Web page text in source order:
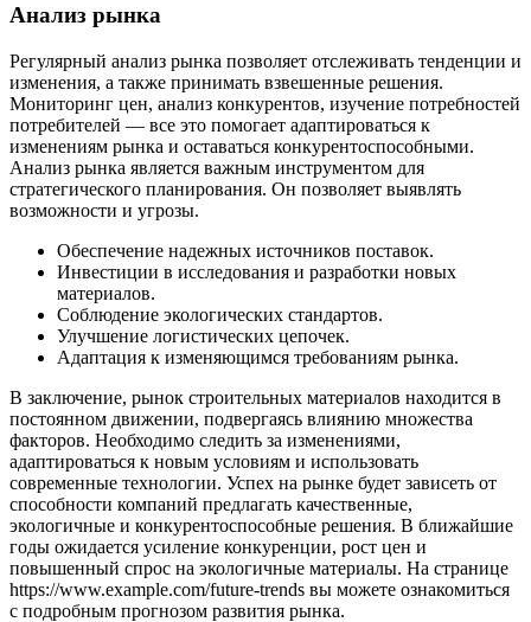
Анализ рынка
Регулярный анализ рынка позволяет отслеживать тенденции и
изменения, а также принимать взвешенные решения.
Мониторинг цен, анализ конкурентов, изучение потребностей
потребителей — все это помогает адаптироваться к
изменениям рынка и оставаться конкурентоспособными.
Анализ рынка является важным инструментом для
стратегического планирования. Он позволяет выявлять
возможности и угрозы.
Обеспечение надежных источников поставок.
Инвестиции в исследования и разработки новых
материалов.
Соблюдение экологических стандартов.
Улучшение логистических цепочек.
Адаптация к изменяющимся требованиям рынка.
В заключение, рынок строительных материалов находится в
постоянном движении, подвергаясь влиянию множества
факторов. Необходимо следить за изменениями,
адаптироваться к новым условиям и использовать
современные технологии. Успех на рынке будет зависеть от
способности компаний предлагать качественные,
экологичные и конкурентоспособные решения. В ближайшие
годы ожидается усиление конкуренции, рост цен и
повышенный спрос на экологичные материалы. На странице
https://www.example.com/future-trends вы можете ознакомиться
с подробным прогнозом развития рынка.